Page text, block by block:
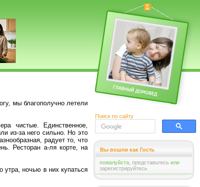
мы благополучно летели
чистые. Единственное,
из-за него сильно. Но это
радует то, что
Ресторан а-ля корте, на
утра, ночью в них купаться
Поиск по сайту
Вы вошли как Гость
пожалуйста, представьтесь или
зарегистрируйтесь